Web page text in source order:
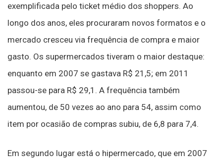
exemplificada pelo ticket médio dos shoppers. Ao
longo dos anos, eles procuraram novos formatos e o
mercado cresceu via frequência de compra e maior
gasto. Os supermercados tiveram o maior destaque:
enquanto em 2007 se gastava R$ 21,5; em 2011
passou-se para R$ 29,1. A frequência também
aumentou, de 50 vezes ao ano para 54, assim como
item por ocasião de compras subiu, de 6,8 para 7,4.
Em segundo lugar está o hipermercado, que em 2007